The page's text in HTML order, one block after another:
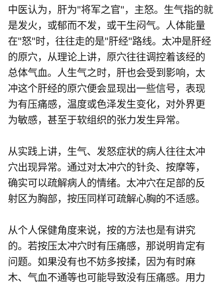
中医认为，肝为"将军之官"，主怒。生气指的就
是发火，或郁而不发，或干生闷气。人体能量
在"怒"时，往往走的是"肝经"路线。太冲是肝经
的原穴，从理论上讲，原穴往往调控着该经的
总体气血。人生气之时，肝也会受到影响，太
冲这个肝经的原穴便会显现出一些信号，表现
为有压痛感，温度或色泽发生变化，对外界更
为敏感，甚至于软组织的张力发生异常。
从实践上讲，生气、发怒症状的病人往往太冲
穴出现异常。通过对太冲穴的针灸、按摩等，
确实可以疏解病人的情绪。太冲穴在足部的反
射区为胸部，按压同样可疏解心胸的不适感。
从个人保健角度来说，按的方法也是有讲究
的。若按压太冲穴时有压痛感，那说明肯定有
问题。如果没有也不妨多按揉，因为有时麻
木、气血不通等也可能导致没有压痛感。用力